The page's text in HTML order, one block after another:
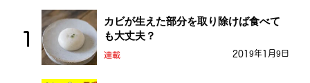
カビが生えた部分を取り除けば食べて
も大丈夫？
連載 2019年1月9日